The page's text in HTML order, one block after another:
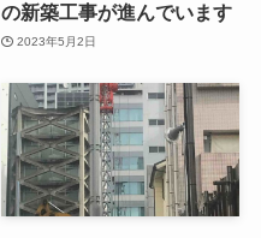
の新築工事が進んでいます
2023年5月2日